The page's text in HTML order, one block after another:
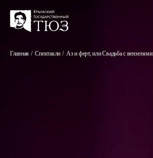
Главная Спектакли Аз и ферт, или Свадьба с вензелями